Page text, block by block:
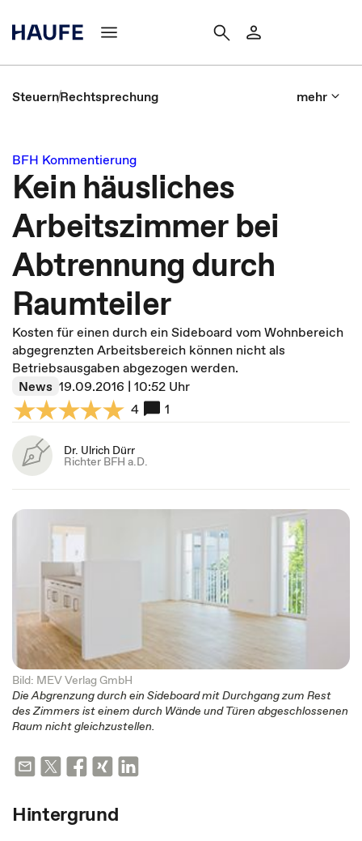
SteuernRechtsprechung mehr
BFH Kommentierung
Kein häusliches
Arbeitszimmer bei
Abtrennung durch
Raumteiler
Kosten für einen durch ein Sideboard vom Wohnbereich
abgegrenzten Arbeitsbereich können nicht als
Betriebsausgaben abgezogen werden.
News 19.09.2016 | 10:52 Uhr
4
1
Dr. Ulrich Dürr
Richter BFH a.D.
Bild: MEV Verlag GmbH
Die Abgrenzung durch ein Sideboard mit Durchgang zum Rest
des Zimmers ist einem durch Wände und Türen abgeschlossenen
Raum nicht gleichzustellen.
Hintergrund